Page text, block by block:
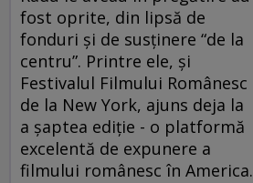
fost oprite, din lipsă de
fonduri şi de susţinere “de la
centru”. Printre ele, şi
Festivalul Filmului Românesc
de la New York, ajuns deja la
a şaptea ediţie - o platformă
excelentă de expunere a
filmului românesc în America.